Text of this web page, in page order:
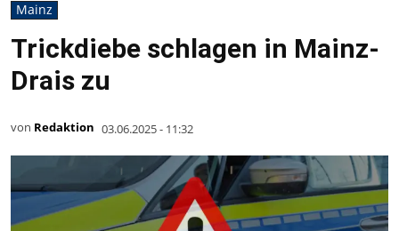
Mainz
Trickdiebe schlagen in Mainz-
Drais zu
von Redaktion 03.06.2025 - 11:32